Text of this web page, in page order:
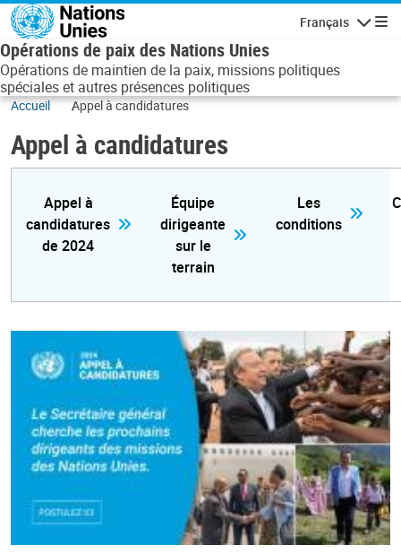
Aller au contenu principal
Français
Opérations de paix des Nations Unies
Opérations de maintien de la paix, missions politiques
spéciales et autres présences politiques
Accueil Appel à candidatures
Appel à candidatures
Appel à
candidatures
de 2024
Équipe
dirigeante
sur le
terrain
Les
conditions